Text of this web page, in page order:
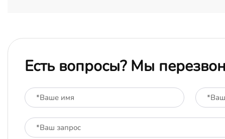
Есть вопросы? Мы